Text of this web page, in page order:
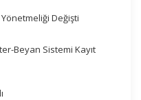
Değişti
Beyan Sistemi Kayıt